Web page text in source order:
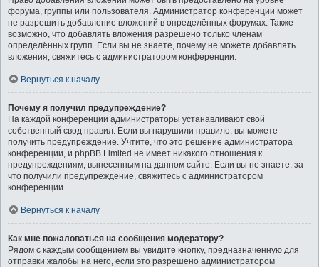
форума, группы или пользователя. Администратор конференции может
не разрешить добавление вложений в определённых форумах. Также
возможно, что добавлять вложения разрешено только членам
определённых групп. Если вы не знаете, почему не можете добавлять
вложения, свяжитесь с администратором конференции.
Вернуться к началу
Почему я получил предупреждение?
На каждой конференции администраторы устанавливают свой
собственный свод правил. Если вы нарушили правило, вы можете
получить предупреждение. Учтите, что это решение администратора
конференции, и phpBB Limited не имеет никакого отношения к
предупреждениям, вынесенным на данном сайте. Если вы не знаете, за
что получили предупреждение, свяжитесь с администратором
конференции.
Вернуться к началу
Как мне пожаловаться на сообщения модератору?
Рядом с каждым сообщением вы увидите кнопку, предназначенную для
отправки жалобы на него, если это разрешено администратором